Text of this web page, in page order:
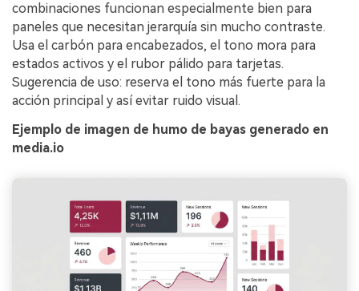
combinaciones funcionan especialmente bien para
paneles que necesitan jerarquía sin mucho contraste.
Usa el carbón para encabezados, el tono mora para
estados activos y el rubor pálido para tarjetas.
Sugerencia de uso: reserva el tono más fuerte para la
acción principal y así evitar ruido visual.
Ejemplo de imagen de humo de bayas generado en
media.io